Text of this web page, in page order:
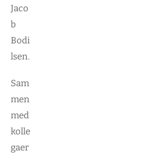
Jaco
b
Bodi
lsen.
Sam
men
med
kolle
gaer